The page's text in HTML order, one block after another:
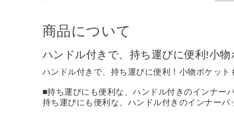
商品について
ハンドル付きで、持ち運びに便利!小
ハンドル付きで、持ち運びに便利！小物ポケット
■持ち運びにも便利な、ハンドル付きのインナー
持ち運びにも便利な、ハンドル付きのインナーバ